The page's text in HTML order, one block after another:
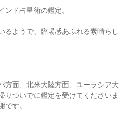
ンド占星術の鑑定。
るようで、臨場感あふれる素晴らし
方面、北米大陸方面、ユーラシア大
りついでに鑑定を受けてくださいま
す。